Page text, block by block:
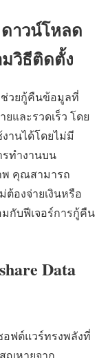
ดาวน์โหลด
มวิธีติดตั้ง
ที่ช่วยกู้คืนข้อมูลที่
และรวดเร็ว โดย
านได้โดยไม่มี
ทำงานบน
พ คุณสามารถ
ต้องจ่ายเงินหรือ
กับฟีเจอร์การกู้คืน
Data
ซอฟต์แวร์ทรงพลังที่